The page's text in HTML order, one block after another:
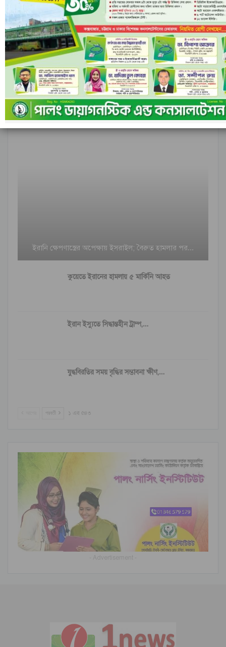
আগের পরবর্তী ১ এর ৬,৮৪৮
আন্তর্জাতিক
ইরানি ক্ষেপণাস্ত্রের অপেক্ষায় ইসরাইল; বৈরুত হামলার পর…
কুয়েতে ইরানের হামলায় ৫ মার্কিনি আহত
ইরান ইস্যুতে সিদ্ধান্তহীন ট্রাম্প,…
যুদ্ধবিরতির সময় বৃদ্ধির সম্ভাবনা ক্ষীণ,…
পরবর্তী ১ এর ৫৪৩